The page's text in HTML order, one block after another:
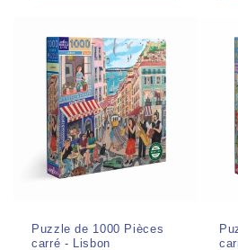
Puzzle de 1000 Pièces
carré - Lisbon